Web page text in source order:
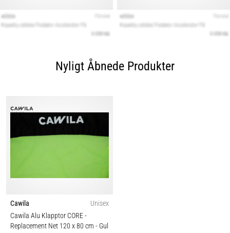
Nyligt Åbnede Produkter
Cawila
Unisex
Cawila Alu Klapptor CORE -
Replacement Net 120 x 80 cm - Gul